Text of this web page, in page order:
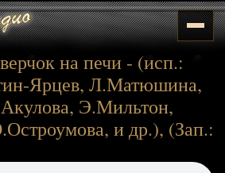
на печи - (исп.:
Ярцев, Л.Матюшина,
Э.Мильтон,
и др.), (Зап.: